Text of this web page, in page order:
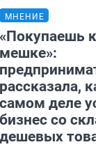
МНЕНИЕ
«Покупаешь
мешке»:
рассказала,
самом деле
бизнес со
дешевых